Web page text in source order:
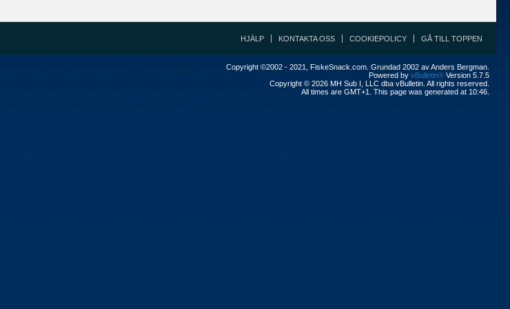
HJÄLP KONTAKTA OSS COOKIEPOLICY GÅ TILL TOPPEN
Copyright ©2002 - 2021, FiskeSnack.com. Grundad 2002 av Anders Bergman.
Powered by vBulletin® Version 5.7.5
Copyright © 2026 MH Sub I, LLC dba vBulletin. All rights reserved.
All times are GMT+1. This page was generated at 10:46.